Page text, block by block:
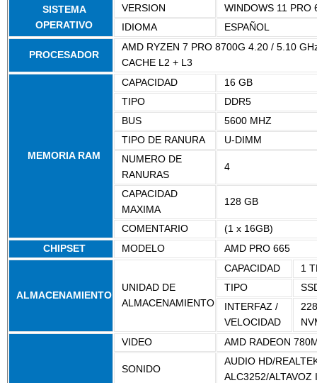
SISTEMA
OPERATIVO
VERSION
WINDOWS 11 PRO
IDIOMA
ESPAÑOL
PROCESADOR
AMD RYZEN 7 PRO 8700G 4.20 / 5.10
CACHE L2 + L3
MEMORIA RAM
CAPACIDAD
16 GB
TIPO
DDR5
BUS
5600 MHZ
TIPO DE RANURA
U-DIMM
NUMERO DE
RANURAS
4
CAPACIDAD
MAXIMA
128 GB
COMENTARIO
(1 x 16GB)
CHIPSET
MODELO AMD PRO 665
ALMACENAMIENTO
UNIDAD DE
ALMACENAMIENTO
CAPACIDAD
1
TIPO
INTERFAZ /
VELOCIDAD
VIDEO AMD RADEON
SONIDO
AUDIO HD/
ALC3252/ALTAVOZ